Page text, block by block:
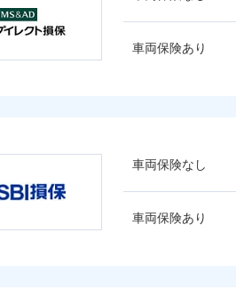
車両保険あり
車両保険なし
車両保険あり